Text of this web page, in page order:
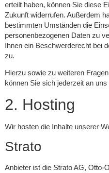
erteilt haben, können Sie diese
Zukunft widerrufen. Außerdem
bestimmten Umständen die
personenbezogenen Daten zu
Ihnen ein Beschwerderecht bei
zu.
Hierzu sowie zu weiteren
können Sie sich jederzeit an uns
2. Hosting
Wir hosten die Inhalte unserer
Strato
Anbieter ist die Strato AG, Otto-